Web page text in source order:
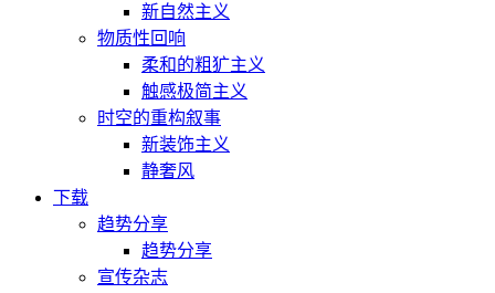
新自然主义
物质性回响
柔和的粗犷主义
触感极简主义
时空的重构叙事
新装饰主义
静奢风
下载
趋势分享
趋势分享
宣传杂志